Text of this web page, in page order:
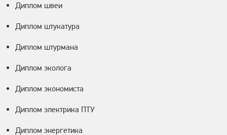
Диплом швеи
Диплом штукатура
Диплом штурмана
Диплом эколога
Диплом экономиста
Диплом электрика ПТУ
Диплом энергетика